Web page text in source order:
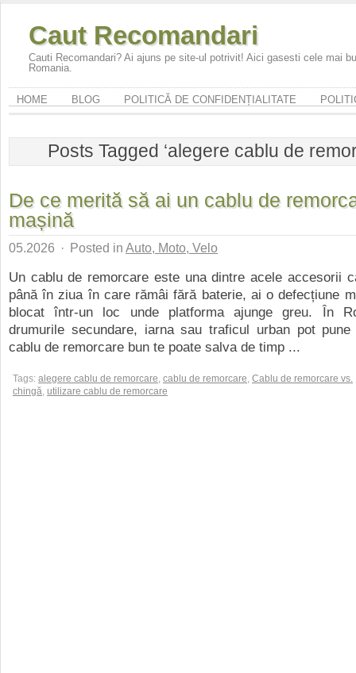
Caut Recomandari
Cauti Recomandari? Ai ajuns pe site-ul potrivit! Aici gasesti cele mai
Romania.
HOME BLOG POLITICĂ DE CONFIDENȚIALITATE
Posts Tagged ‘alegere cablu de
De ce merită să ai un cablu de
mașină
05.2026 · Posted in Auto, Moto, Velo
Un cablu de remorcare este una dintre acele accesorii
până în ziua în care rămâi fără baterie, ai o defecțiune
blocat într-un loc unde platforma ajunge greu. În
drumurile secundare, iarna sau traficul urban pot pune
cablu de remorcare bun te poate salva de timp ...
Tags: alegere cablu de remorcare, cablu de remorcare, Cablu de remorcare vs.
chingă, utilizare cablu de remorcare